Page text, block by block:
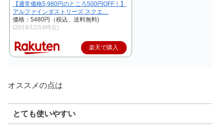
【通常価格5,980円のところ500円OFF！】
アルファインダストリーズ スクエ…
価格：5480円（税込、送料無料)
(2018/12/14時点)
楽天で購入
オススメの点は
とても使いやすい